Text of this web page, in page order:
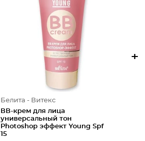
Белита - Витекс
ВВ-крем для лица
универсальный тон
Photoshop эффект Young Spf
15
+